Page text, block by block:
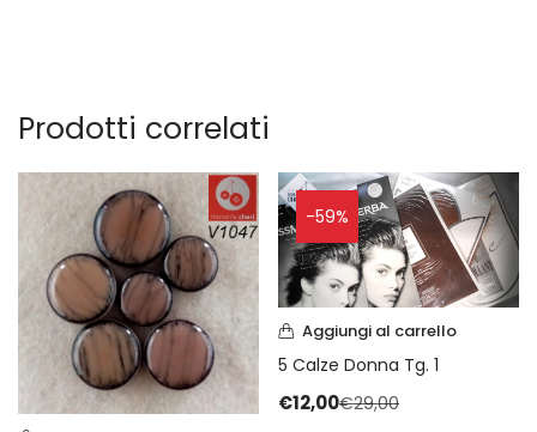
Prodotti correlati
-59%
Aggiungi al carrello
5 Calze Donna Tg. 1
€12,00€29,00